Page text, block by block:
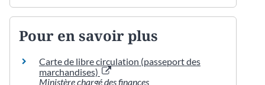
Pour en savoir plus
Carte de libre circulation (passeport des
marchandises)
Ministère chargé des finances